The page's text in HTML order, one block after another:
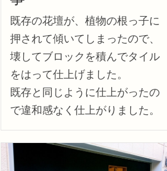
既存の花壇が、植物の根っ子に
押されて傾いてしまったので、
壊してブロックを積んでタイル
をはって仕上げました。
既存と同じように仕上がったの
で違和感なく仕上がりました。